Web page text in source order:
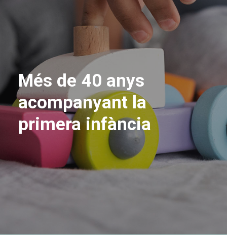
Més de 40 anys
acompanyant la
primera infància